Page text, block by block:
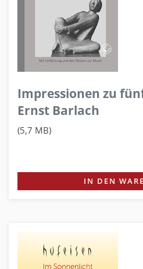
Impressionen zu
Ernst Barlach
(5,7 MB)
IN DEN